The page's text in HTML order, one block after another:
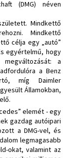
(DMG) néven
Mindkettő
Mindkettő
célja egy „autó”
egyértelmű, hogy
a
a Benz
míg Daimler
Államokban,
elemét - egy
gazdag autóipari
a DMG-vel, és
legmagasabb
okat, valamint az